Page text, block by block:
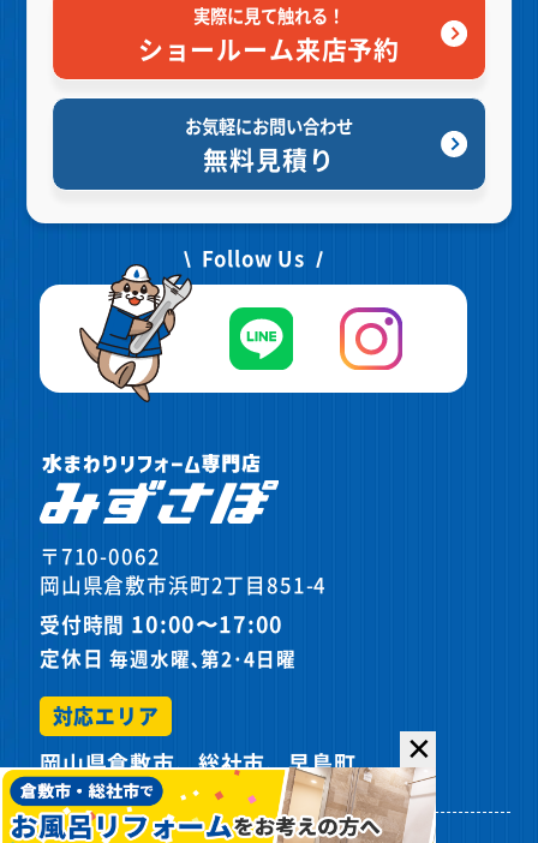
実際に見て触れる！
ショールーム来店予約
お気軽にお問い合わせ
無料見積り
Follow Us
〒710-0062
岡山県倉敷市浜町2丁目851-4
受付時間 10:00〜17:00
定休日毎週水曜､第2･4日曜
対応エリア
岡山県倉敷市、総社市、早島町 ✕